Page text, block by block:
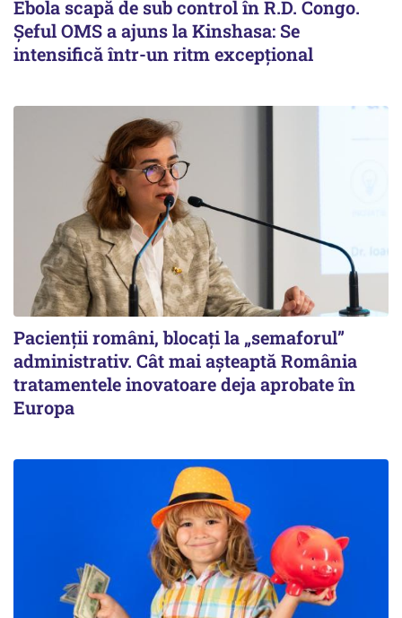
Ebola scapă de sub control în R.D. Congo.
Șeful OMS a ajuns la Kinshasa: Se
intensifică într-un ritm excepţional
Pacienții români, blocați la „semaforul”
administrativ. Cât mai așteaptă România
tratamentele inovatoare deja aprobate în
Europa